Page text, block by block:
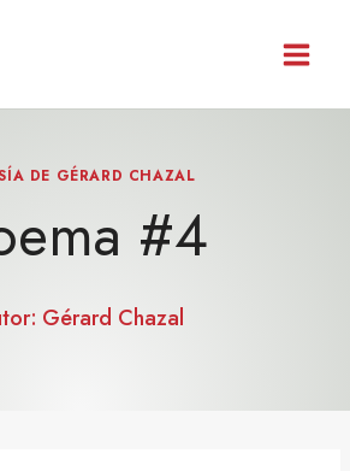
DE GÉRARD CHAZAL
#4
Gérard Chazal